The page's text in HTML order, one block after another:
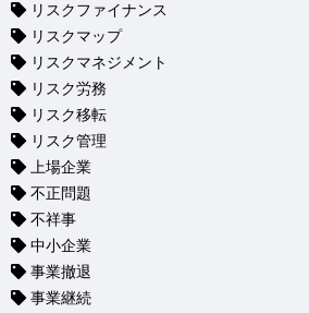
リスクファイナンス
リスクマップ
リスクマネジメント
リスク労務
リスク移転
リスク管理
上場企業
不正問題
不祥事
中小企業
事業撤退
事業継続